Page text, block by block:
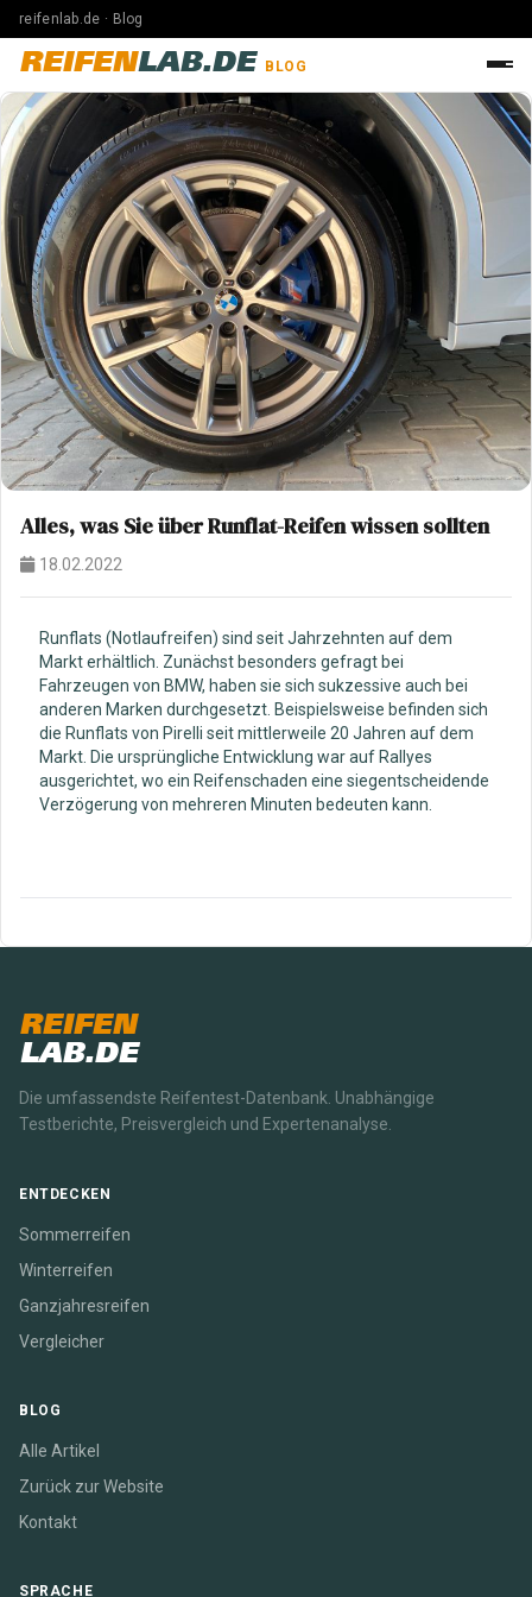
reifenlab.de · Blog
REIFENLAB.DE BLOG
Alles, was Sie über Runflat-Reifen wissen sollten
18.02.2022
Runflats (Notlaufreifen) sind seit Jahrzehnten auf dem
Markt erhältlich. Zunächst besonders gefragt bei
Fahrzeugen von BMW, haben sie sich sukzessive auch bei
anderen Marken durchgesetzt. Beispielsweise befinden sich
die Runflats von Pirelli seit mittlerweile 20 Jahren auf dem
Markt. Die ursprüngliche Entwicklung war auf Rallyes
ausgerichtet, wo ein Reifenschaden eine siegentscheidende
Verzögerung von mehreren Minuten bedeuten kann.
REIFEN
LAB.DE
Die umfassendste Reifentest-Datenbank. Unabhängige
Testberichte, Preisvergleich und Expertenanalyse.
ENTDECKEN
Sommerreifen
Winterreifen
Ganzjahresreifen
Vergleicher
BLOG
Alle Artikel
Zurück zur Website
Kontakt
SPRACHE